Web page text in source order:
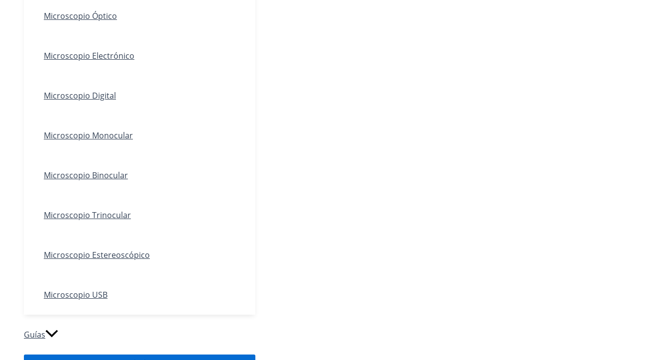
Microscopio Óptico
Microscopio Electrónico
Microscopio Digital
Microscopio Monocular
Microscopio Binocular
Microscopio Trinocular
Microscopio Estereoscópico
Microscopio USB
Guías